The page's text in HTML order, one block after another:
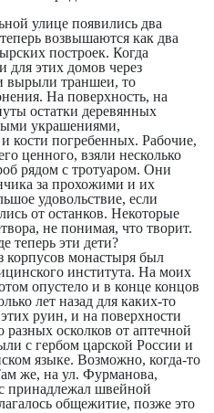
улице появились два
возвышаются как два
построек. Когда
этих домов через
вырыли траншеи, то
На поверхность, на
остатки деревянных
украшениями,
кости погребенных. Рабочие,
ценного, взяли несколько
рядом с тротуаром. Они
за прохожими и их
удовольствие, если
от останков. Некоторые
не понимая, что творит.
теперь эти дети?
монастыря был
института. На моих
опустело и в конце концов
лет назад для каких-то
руин, и на поверхности
разных осколков от аптечной
с гербом царской России и
языке. Возможно, когда-то
же, на ул. Фурманова,
принадлежал швейной
общежитие, позже это